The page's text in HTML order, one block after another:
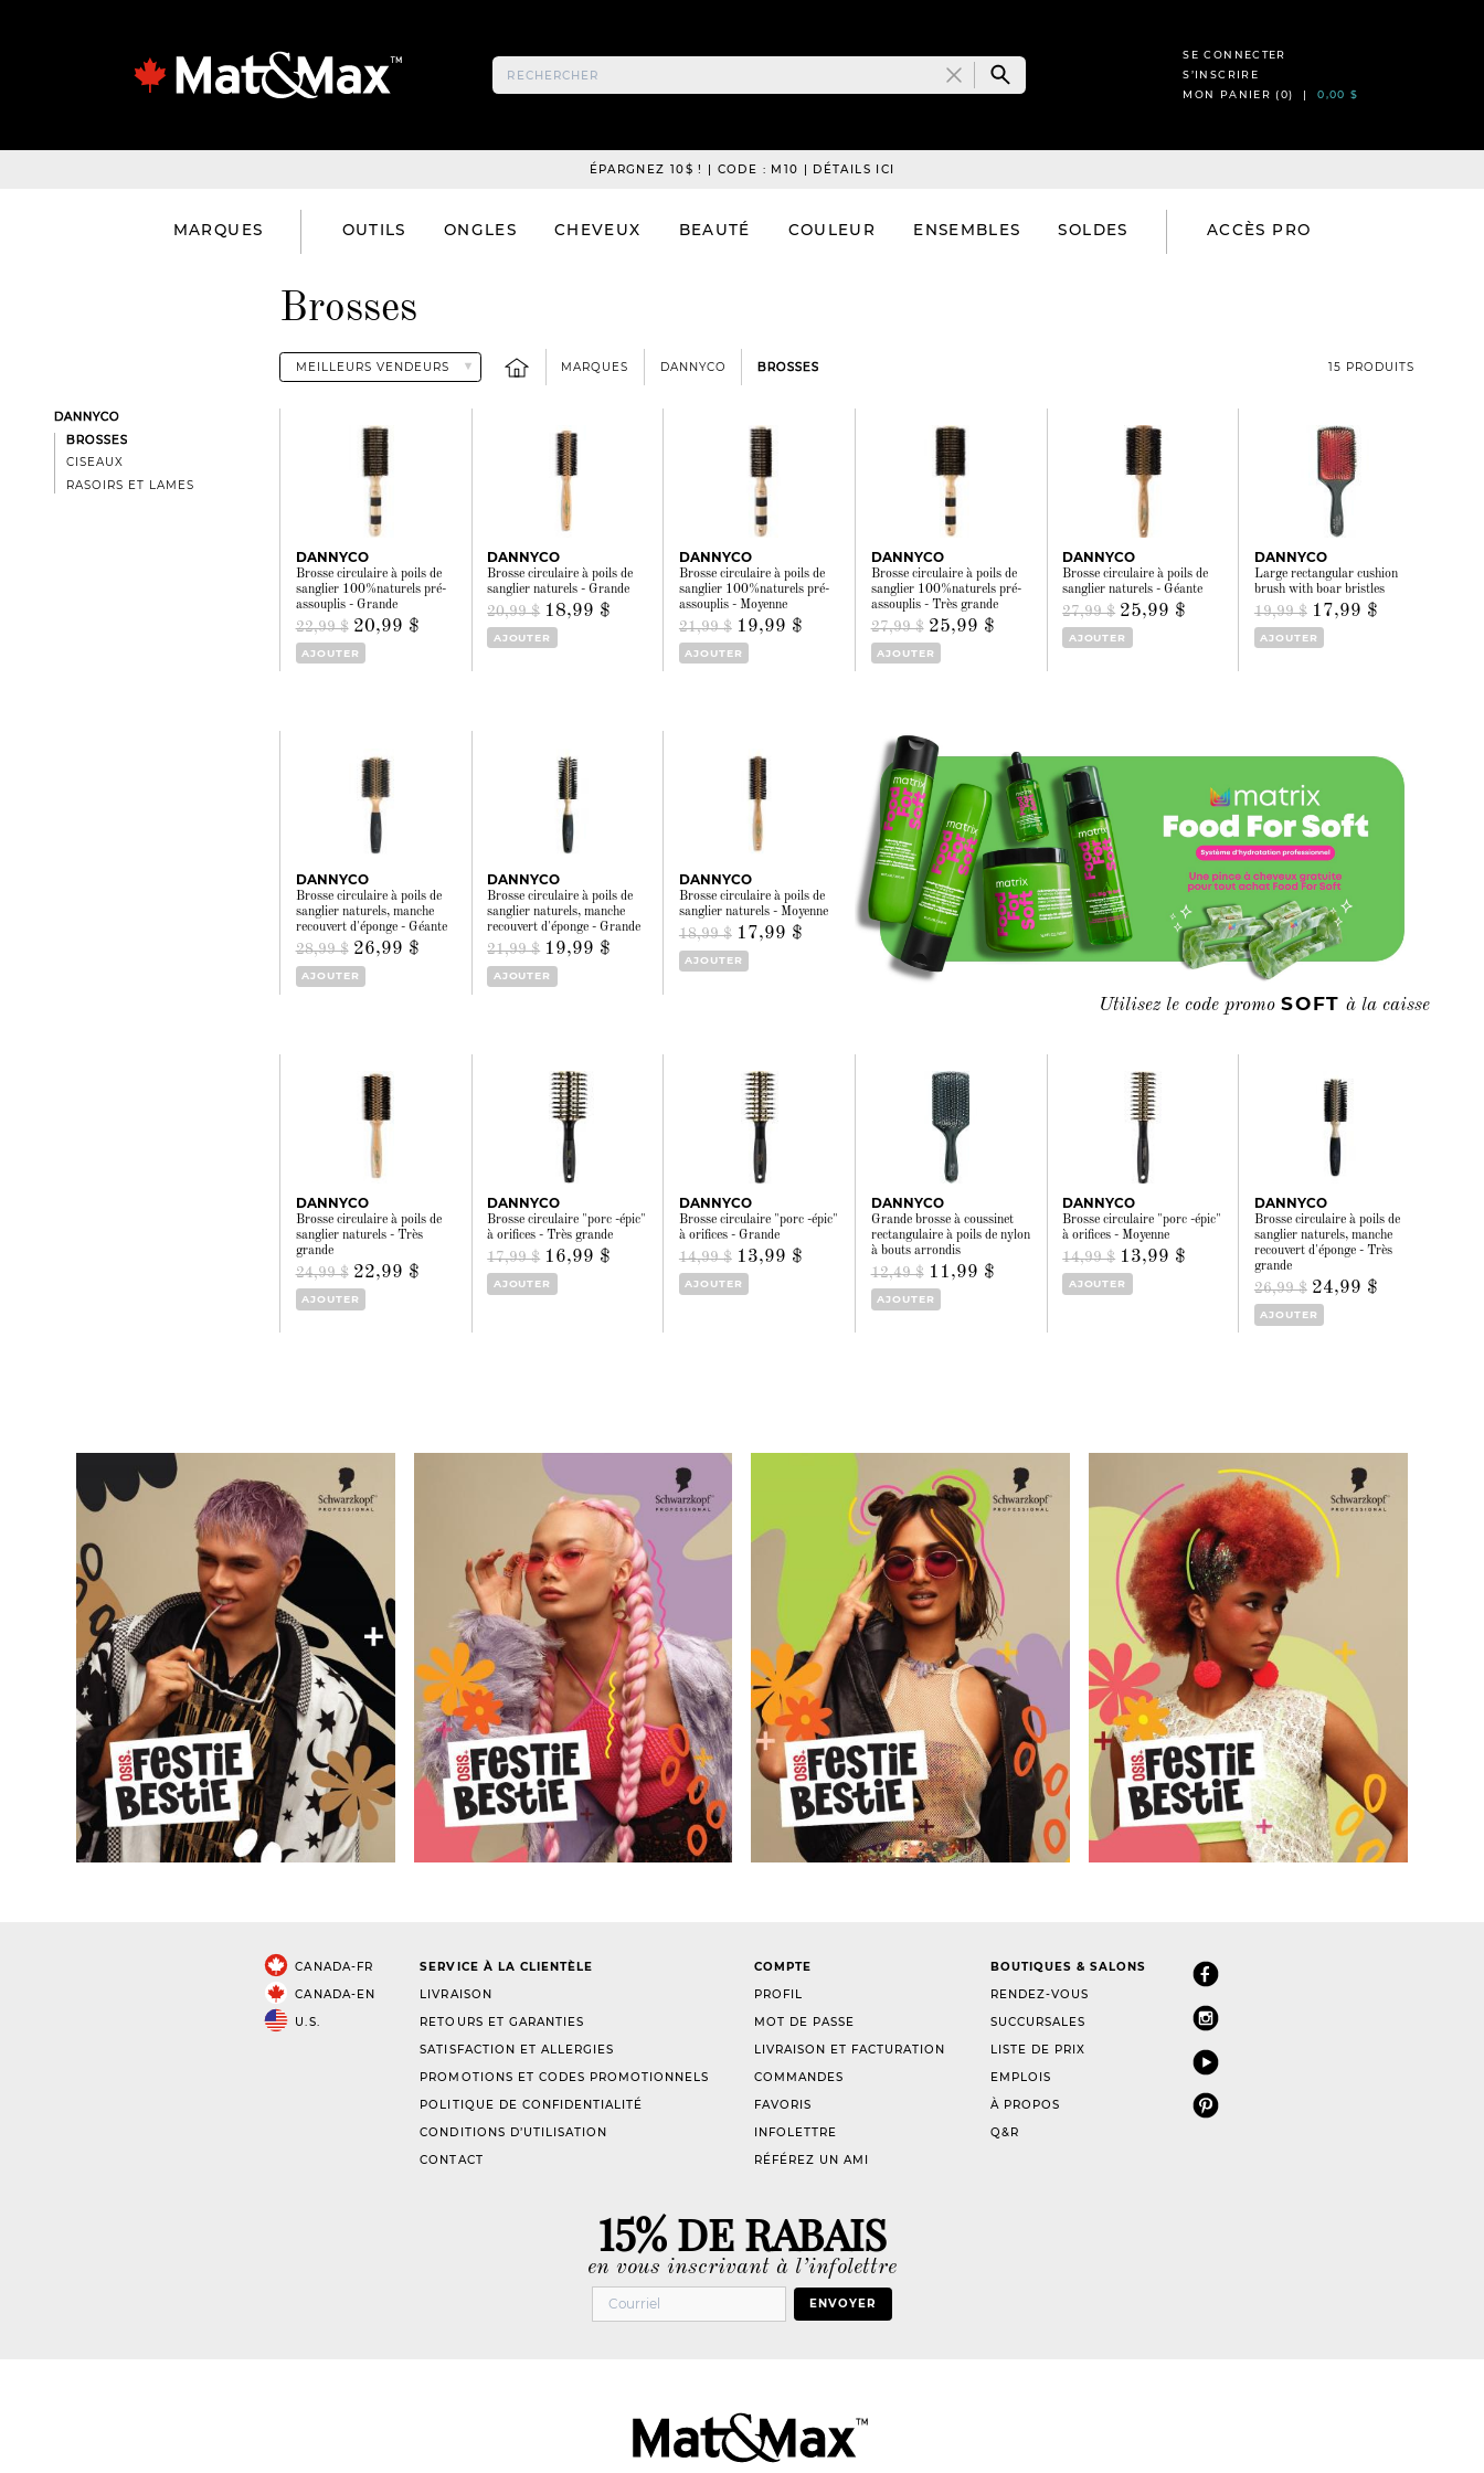
SE CONNECTER
S’INSCRIRE
MON PANIER (0) |0,00 $
ÉPARGNEZ 10$ ! | CODE : M10 | DÉTAILS ICI
MARQUES OUTILS ONGLES CHEVEUX BEAUTÉ COULEUR ENSEMBLES SOLDES ACCÈS PRO
Brosses
MARQUES DANNYCO BROSSES 15 PRODUITS
DANNYCO
BROSSES
CISEAUX
RASOIRS ET LAMES
DANNYCO
Brosse circulaire à poils de
sanglier 100%naturels pré-
assouplis - Grande
22,99 $ 20,99 $
AJOUTER
DANNYCO
Brosse circulaire à poils de
sanglier naturels - Grande
20,99 $ 18,99 $
AJOUTER
DANNYCO
Brosse circulaire à poils de
sanglier 100%naturels pré-
assouplis - Moyenne
21,99 $ 19,99 $
AJOUTER
DANNYCO
Brosse circulaire à poils de
sanglier 100%naturels pré-
assouplis - Très grande
27,99 $ 25,99 $
AJOUTER
DANNYCO
Brosse circulaire à poils de
sanglier naturels - Géante
27,99 $ 25,99 $
AJOUTER
DANNYCO
Large rectangular cushion
brush with boar bristles
19,99 $ 17,99 $
AJOUTER
DANNYCO
Brosse circulaire à poils de
sanglier naturels, manche
recouvert d'éponge - Géante
28,99 $ 26,99 $
AJOUTER
DANNYCO
Brosse circulaire à poils de
sanglier naturels, manche
recouvert d'éponge - Grande
21,99 $ 19,99 $
AJOUTER
DANNYCO
Brosse circulaire à poils de
sanglier naturels - Moyenne
18,99 $ 17,99 $
AJOUTER
DANNYCO
Brosse circulaire à poils de
sanglier naturels - Très
grande
24,99 $ 22,99 $
AJOUTER
DANNYCO
Brosse circulaire "porc -épic"
à orifices - Très grande
17,99 $ 16,99 $
AJOUTER
DANNYCO
Brosse circulaire "porc -épic"
à orifices - Grande
14,99 $ 13,99 $
AJOUTER
DANNYCO
Grande brosse à coussinet
rectangulaire à poils de nylon
à bouts arrondis
12,49 $ 11,99 $
AJOUTER
DANNYCO
Brosse circulaire "porc -épic"
à orifices - Moyenne
14,99 $ 13,99 $
AJOUTER
DANNYCO
Brosse circulaire à poils de
sanglier naturels, manche
recouvert d'éponge - Très
grande
26,99 $ 24,99 $
AJOUTER
Utilisez le code promoSOFT à la caisse
CANADA-FR
CANADA-EN
U.S.
SERVICE À LA CLIENTÈLE
LIVRAISON
RETOURS ET GARANTIES
SATISFACTION ET ALLERGIES
PROMOTIONS ET CODES PROMOTIONNELS
POLITIQUE DE CONFIDENTIALITÉ
CONDITIONS D’UTILISATION
CONTACT
COMPTE
PROFIL
MOT DE PASSE
LIVRAISON ET FACTURATION
COMMANDES
FAVORIS
INFOLETTRE
RÉFÉREZ UN AMI
BOUTIQUES & SALONS
RENDEZ-VOUS
SUCCURSALES
LISTE DE PRIX
EMPLOIS
À PROPOS
Q&R
15% DE RABAIS
en vous inscrivant à l’infolettre
ENVOYER